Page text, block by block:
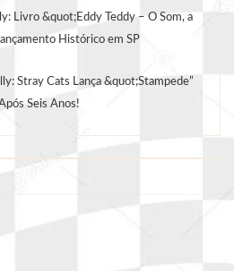
Livro &quot;Eddy Teddy – O Som, a
Histórico em SP
Stray Cats Lança &quot;Stampede”
Seis Anos!